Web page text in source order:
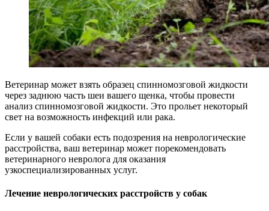
Ветеринар может взять образец спинномозговой жидкости
через заднюю часть шеи вашего щенка, чтобы провести
анализ спинномозговой жидкости. Это прольет некоторый
свет на возможность инфекций или рака.
Если у вашей собаки есть подозрения на неврологические
расстройства, ваш ветеринар может порекомендовать
ветеринарного невролога для оказания
узкоспециализированных услуг.
Лечение неврологических расстройств у собак